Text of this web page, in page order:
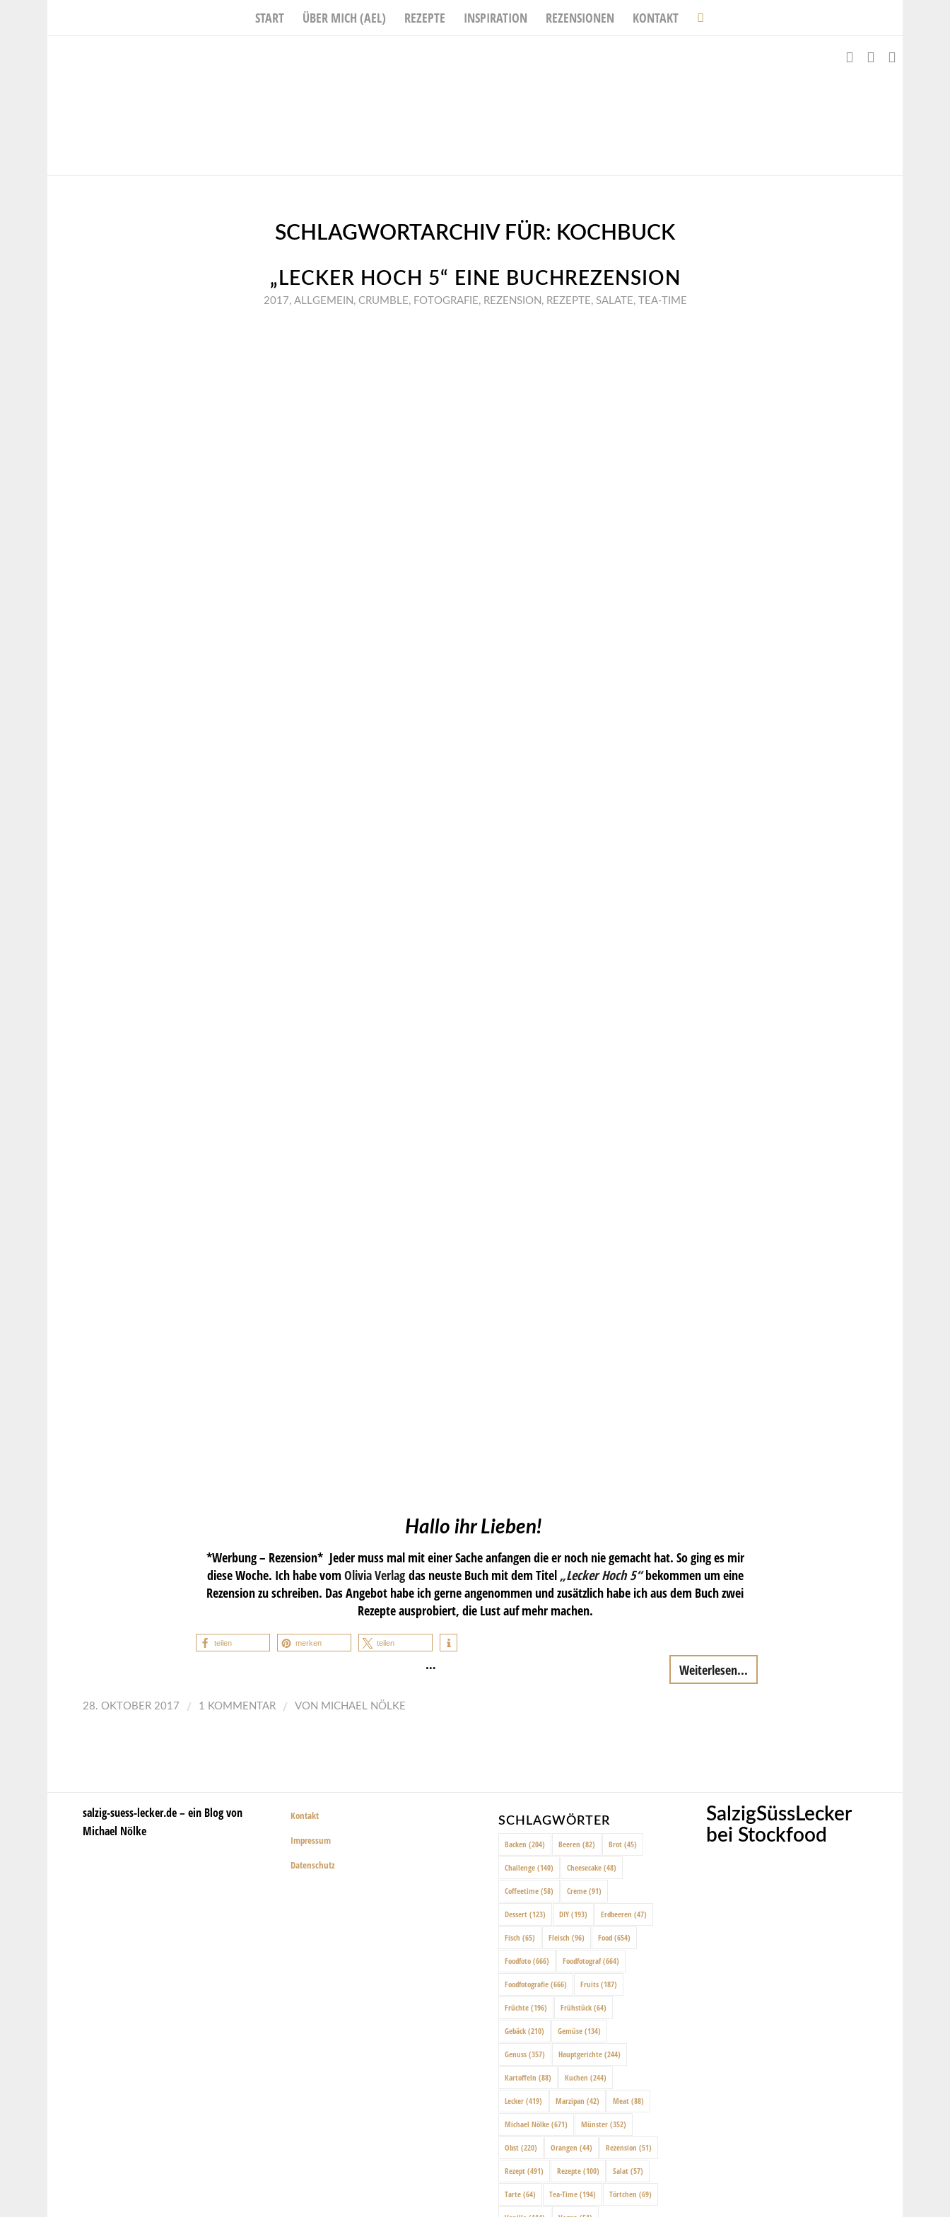
START ÜBER MICH (AEL) REZEPTE INSPIRATION REZENSIONEN KONTAKT
SCHLAGWORTARCHIV FÜR: KOCHBUCK
„LECKER HOCH 5“ EINE BUCHREZENSION
2017, ALLGEMEIN , CRUMBLE, FOTOGRAFIE, REZENSION , REZEPTE, SALATE, TEA-TIME
Hallo ihr Lieben!
*Werbung – Rezension* Jeder muss mal mit einer Sache anfangen die er noch nie gemacht hat. So ging es mir
diese Woche. Ich habe vom Olivia Verlag das neuste Buch mit dem Titel „Lecker Hoch 5“bekommen um eine
Rezension zu schreiben. Das Angebot habe ich gerne angenommen und zusätzlich habe ich aus dem Buch zwei
Rezepte ausprobiert, die Lust auf mehr machen.
teilen merken teilen
… Weiterlesen...
28. OKTOBER 2017 / 1 KOMMENTAR / VON MICHAEL NÖLKE
salzig-suess-lecker.de – ein Blog von
Michael Nölke
Kontakt
Impressum
Datenschutz
SCHLAGWÖRTER
Backen (204) Beeren (82) Brot (45)
Challenge (140) Cheesecake (48)
Coffeetime (58) Creme (91)
Dessert (123) DIY (193) Erdbeeren (47)
Fisch (65) Fleisch (96) Food (654)
Foodfoto (666) Foodfotograf(664)
Foodfotografie (666) Fruits (187)
Früchte (196) Frühstück (64)
Gebäck (210) Gemüse (134)
Genuss (357) Hauptgerichte (244)
Kartoffeln (88) Kuchen (244)
Lecker (419) Marzipan (42) Meat (88)
Michael Nölke (671) Münster (352)
Obst (220) Orangen (44) Rezension (51)
Rezept (491) Rezepte (100) Salat (57)
Tarte (64) Tea-Time (194) Törtchen (69)
SalzigSüssLecker
bei Stockfood